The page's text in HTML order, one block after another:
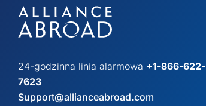
24-godzinna linia alarmowa +1-866-622-
7623
Support@allianceabroad.com